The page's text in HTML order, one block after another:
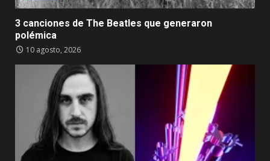
3 canciones de The Beatles que generaron
polémica
10 agosto, 2026